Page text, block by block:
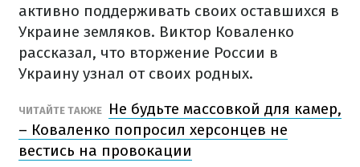
активно поддерживать своих оставшихся в
Украине земляков. Виктор Коваленко
рассказал, что вторжение России в
Украину узнал от своих родных.
ЧИТАЙТЕ ТАКЖЕ
Не будьте массовкой для камер,
– Коваленко попросил херсонцев не
вестись на провокации